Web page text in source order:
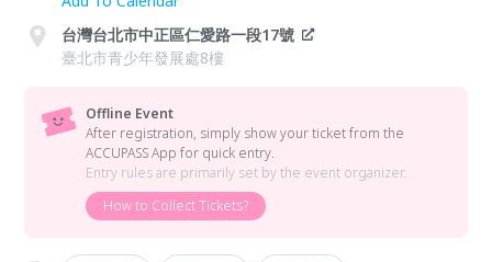
台灣台北市中正區仁愛路一段17號
臺北市青少年發展處8樓
Offline Event
After registration, simply show your ticket from the
ACCUPASS App for quick entry.
Entry rules are primarily set by the event organizer.
How to Collect Tickets?